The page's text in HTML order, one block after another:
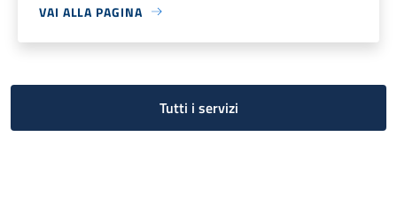
VAI ALLA PAGINA
Tutti i servizi